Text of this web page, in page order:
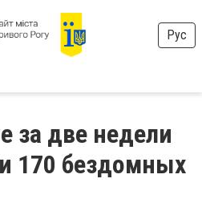
Рус
за две недели
170 бездомных